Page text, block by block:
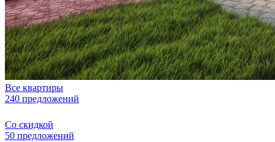
Все квартиры
240 предложений
Со скидкой
50 предложений